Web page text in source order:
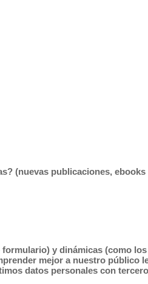
(nuevas publicaciones,
y dinámicas (como
mejor a nuestro público
datos personales con